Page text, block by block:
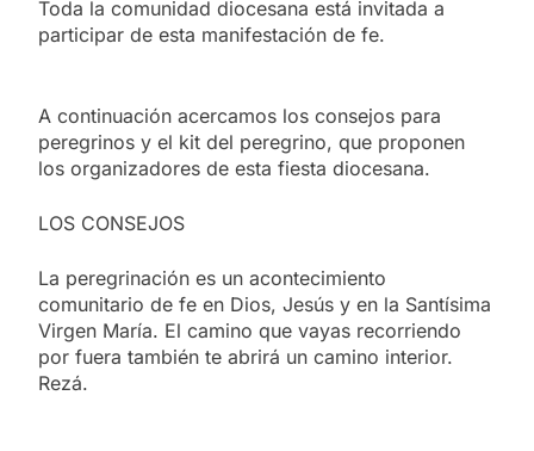
Toda la comunidad diocesana está invitada a
participar de esta manifestación de fe.
A continuación acercamos los consejos para
peregrinos y el kit del peregrino, que proponen
los organizadores de esta fiesta diocesana.
LOS CONSEJOS
La peregrinación es un acontecimiento
comunitario de fe en Dios, Jesús y en la Santísima
Virgen María. El camino que vayas recorriendo
por fuera también te abrirá un camino interior.
Rezá.